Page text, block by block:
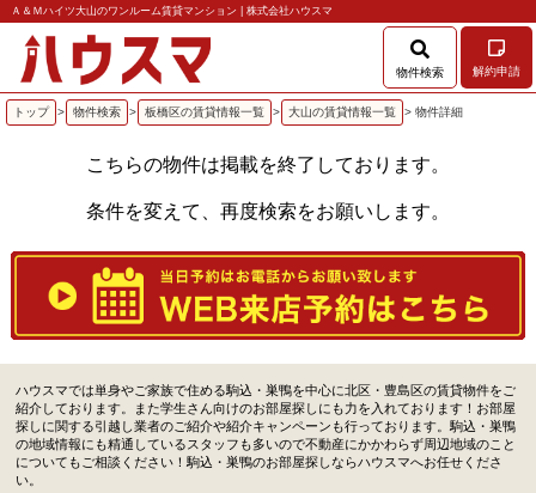
Ａ＆Ｍハイツ大山のワンルーム賃貸マンション | 株式会社ハウスマ
物件検索 解約申請
トップ > 物件検索 > 板橋区の賃貸情報一覧 > 大山の賃貸情報一覧 > 物件詳細
こちらの物件は掲載を終了しております。
条件を変えて、再度検索をお願いします。
ハウスマでは単身やご家族で住める駒込・巣鴨を中心に北区・豊島区の賃貸物件をご
紹介しております。また学生さん向けのお部屋探しにも力を入れております！お部屋
探しに関する引越し業者のご紹介や紹介キャンペーンも行っております。駒込・巣鴨
の地域情報にも精通しているスタッフも多いので不動産にかかわらず周辺地域のこと
についてもご相談ください！駒込・巣鴨のお部屋探しならハウスマへお任せくださ
い。